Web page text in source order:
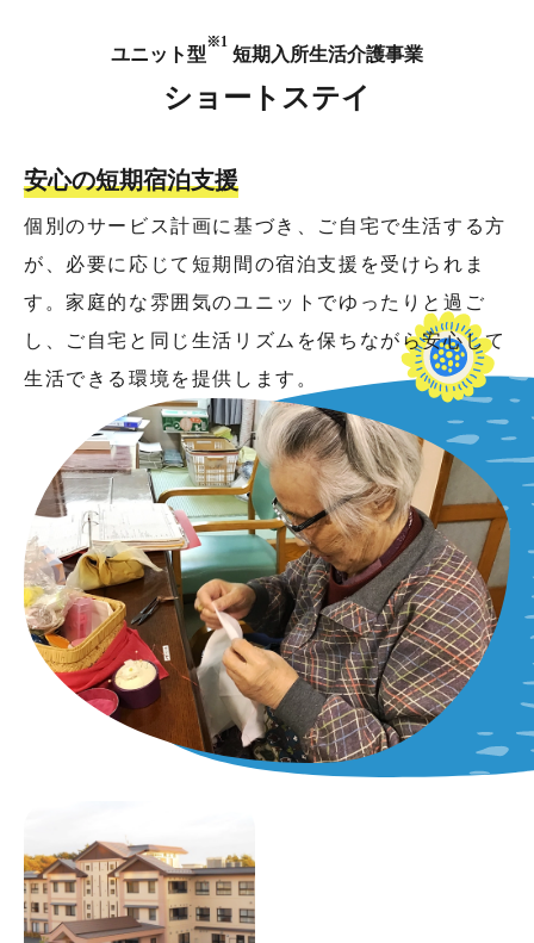
ユニット型
※1
短期入所生活介護事業
ショートステイ
安心の短期宿泊支援
個別のサービス計画に基づき、ご自宅で生活する方
が、必要に応じて短期間の宿泊支援を受けられま
す。家庭的な雰囲気のユニットでゆったりと過ご
し、ご自宅と同じ生活リズムを保ちながら安心して
生活できる環境を提供します。